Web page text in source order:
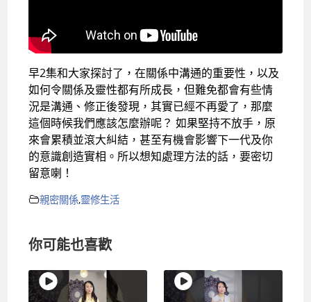
早2集和大家探討了，在關係中溝通的重要性，以及
如何令關係及靈性都有所成長，但難免都會有些情
況是溝通、修正後發現，其實已經不再愛了，那麼
這個時候我們應該怎麼辦呢？ 如果堅持不放手，原
來會累積並滾大糾結，甚至有機會影響下一代及你
的意識創造實相。所以想知處理方法的話，要密切
留意喇！
親密關係,靈修生活
你可能也喜歡